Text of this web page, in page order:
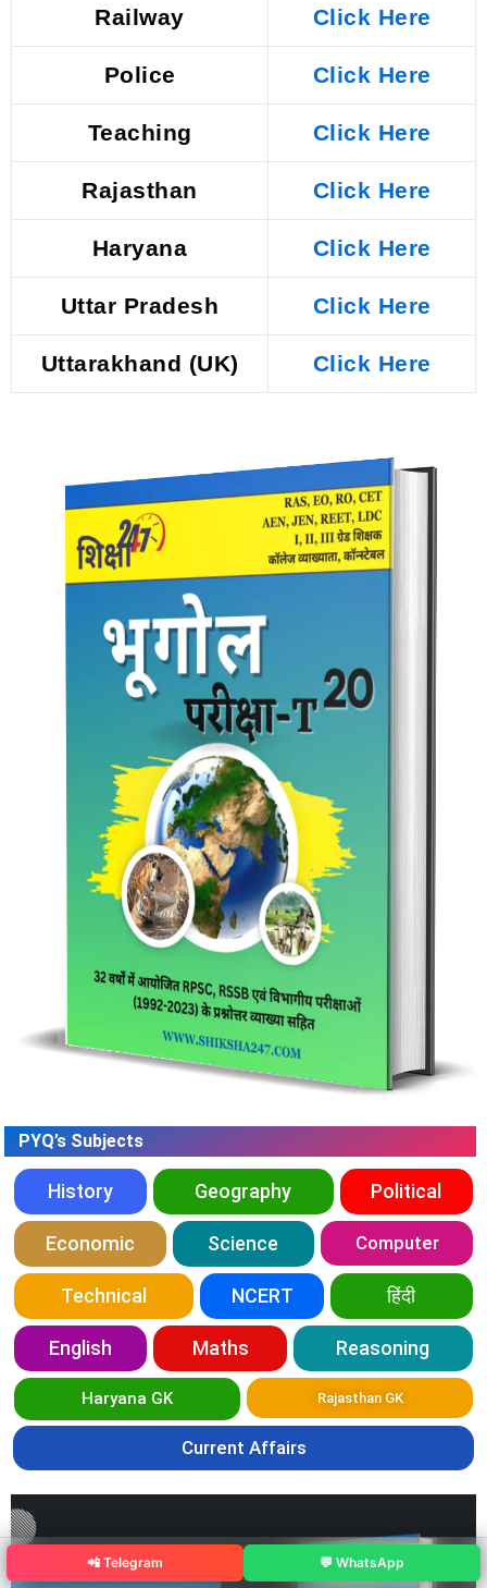
Railway Click Here
Police Click Here
Teaching Click Here
Rajasthan Click Here
Haryana Click Here
Uttar Pradesh Click Here
Uttarakhand (UK) Click Here
PYQ’s Subjects
History Geography Political
Economic Science Computer
Technical NCERT हिंदी
English Maths Reasoning
Haryana GK Rajasthan GK
Current Affairs
📲 Telegram 💬 WhatsApp